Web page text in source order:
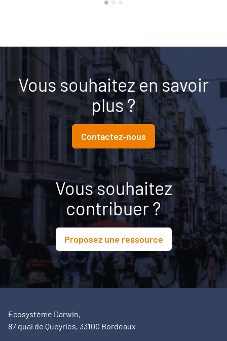
Vous souhaitez en savoir
plus ?
Contactez-nous
Vous souhaitez
contribuer ?
Proposez une ressource
Ecosystème Darwin,
87 quai de Queyries, 33100 Bordeaux